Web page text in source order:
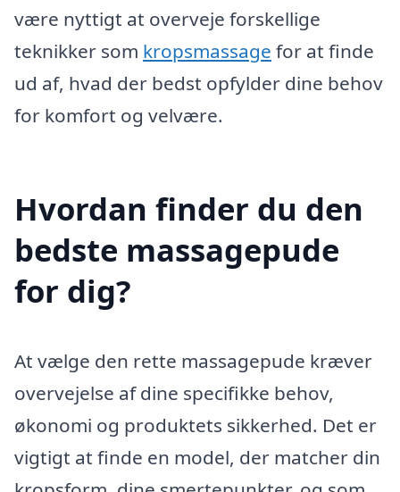
være nyttigt at overveje forskellige
teknikker som kropsmassage for at finde
ud af, hvad der bedst opfylder dine behov
for komfort og velvære.
Hvordan finder du den
bedste massagepude
for dig?
At vælge den rette massagepude kræver
overvejelse af dine specifikke behov,
økonomi og produktets sikkerhed. Det er
vigtigt at finde en model, der matcher din